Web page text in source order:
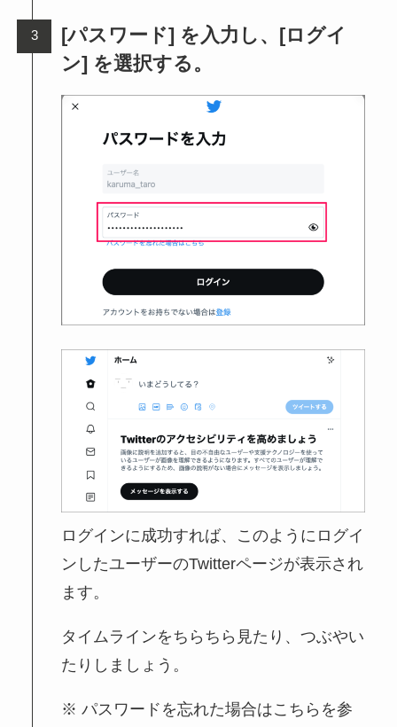
[パスワード] を入力し、[ログイ
ン] を選択する。
ログインに成功すれば、このようにログイ
ンしたユーザーのTwitterページが表示され
ます。
タイムラインをちらちら見たり、つぶやい
たりしましょう。
※ パスワードを忘れた場合はこちらを参